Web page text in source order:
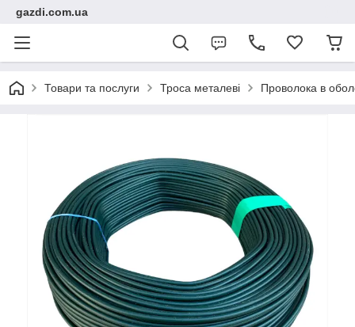
gazdi.com.ua
Товари та послуги Троса металеві Проволока в